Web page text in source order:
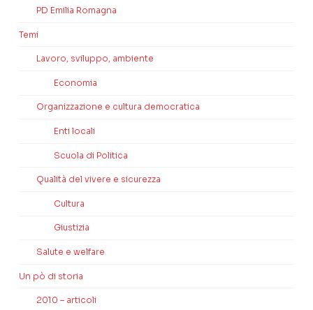
PD Emilia Romagna
Temi
Lavoro, sviluppo, ambiente
Economia
Organizzazione e cultura democratica
Enti locali
Scuola di Politica
Qualità del vivere e sicurezza
Cultura
Giustizia
Salute e welfare
Un pò di storia
2010 – articoli